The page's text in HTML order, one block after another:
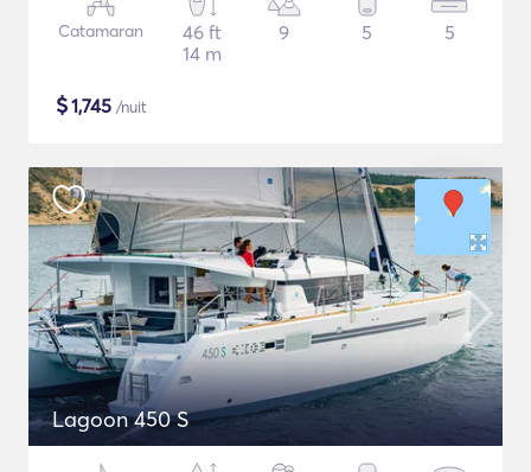
Catamaran
46 ft
14 m
9 5 5
$1,745 /nuit
Lagoon 450 S